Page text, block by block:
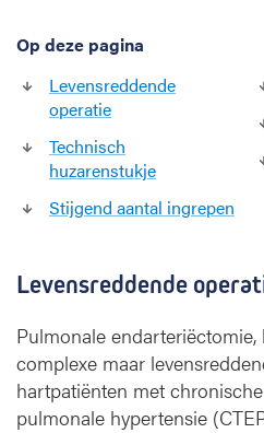
o
v
e
r
e
d
e
n
d
Op deze pagina
Levensreddende
operatie
Technisch
huzarenstukje
Stijgend aantal ingrepen
Levensreddende
Pulmonale
complexe maar
hartpatiënten met
pulmonale hypertensie